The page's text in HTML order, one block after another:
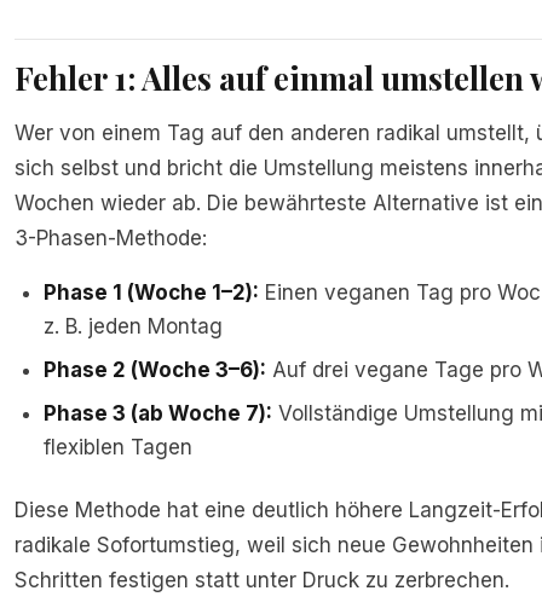
Fehler 1: Alles auf einmal umstellen
Wer von einem Tag auf den anderen radikal umstellt,
sich selbst und bricht die Umstellung meistens
Wochen wieder ab. Die bewährteste Alternative ist
3-Phasen-Methode:
Phase 1 (Woche 1–2): Einen veganen Tag pro
z. B. jeden Montag
Phase 2 (Woche 3–6): Auf drei vegane Tage pro
Phase 3 (ab Woche 7): Vollständige Umstellung
flexiblen Tagen
Diese Methode hat eine deutlich höhere Langzeit-
radikale Sofortumstieg, weil sich neue Gewohnheiten
Schritten festigen statt unter Druck zu zerbrechen.